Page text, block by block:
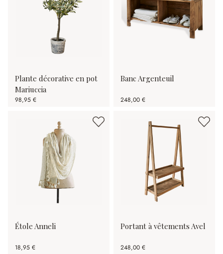
Plante décorative en pot
Mariuccia
98,95 €
Banc Argenteuil
248,00 €
Étole Anneli
18,95 €
Portant à vêtements Avel
248,00 €